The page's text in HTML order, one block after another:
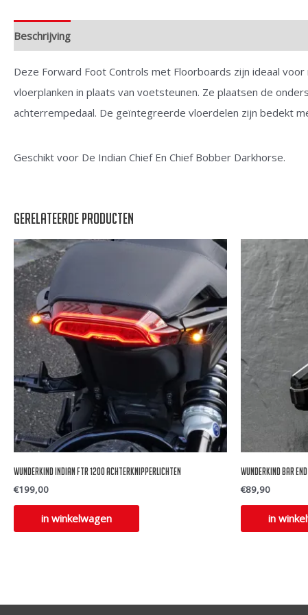
Beschrijving
Deze Forward Foot Controls met Floorboards zijn ideaal
vloerplanken in plaats van voetsteunen. Ze plaatsen de
achterrempedaal. De geïntegreerde vloerdelen zijn bedekt
Geschikt voor De Indian Chief En Chief Bobber Darkhorse.
Gerelateerde producten
Wunderkind Indian FTR 1200 achterknipperlichten
€199,00
in winkelwagen
Wunderkind bar
€89,90
in